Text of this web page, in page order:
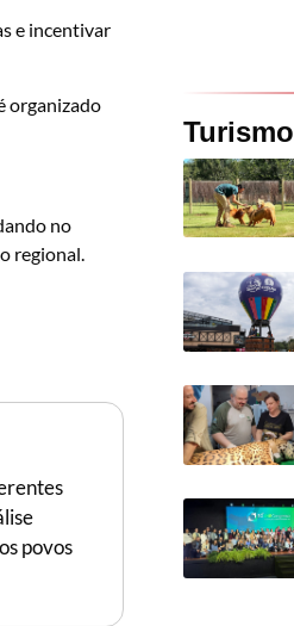
e incentivar
organizado
no
regional.
povos
Turismo